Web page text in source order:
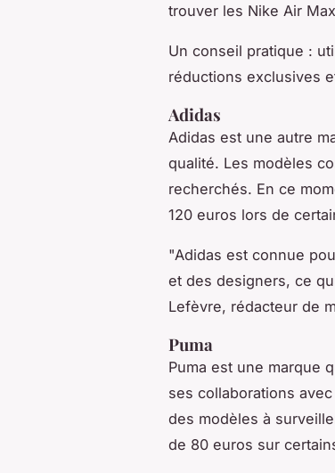
trouver les Nike Air
Un conseil pratique :
réductions exclusives
Adidas
Adidas est une autre
qualité. Les modèles
recherchés. En ce
120 euros lors de
"Adidas est connue
et des designers, ce
Lefèvre, rédacteur de
Puma
Puma est une marque
ses collaborations
des modèles à
de 80 euros sur